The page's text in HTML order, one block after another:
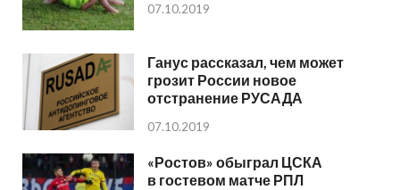
07.10.2019
Ганус рассказал, чем может
грозит России новое
отстранение РУСАДА
07.10.2019
«Ростов» обыграл ЦСКА
в гостевом матче РПЛ